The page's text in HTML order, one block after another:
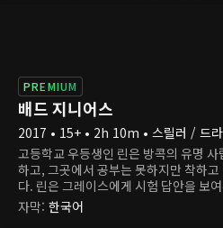
PREMIUM
배드 지니어스
2017 • 15+ • 2h 10m • 스릴러 / 드
고등학교 우등생인 린은 방콕의 유명
하고, 그곳에서 공부는 못하지만 착하
다. 린은 그레이스에게 시험 답안을 보
자 친구 팟과 그 친구들도 합류한다. 예
적으로 변한 커닝 작전. 하지만 또 다른
자막: 한국어